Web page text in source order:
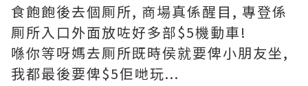
食飽飽後去個厠所, 商場真係醒目, 專登係
厠所入口外面放咗好多部$5機動車!
喺你等呀媽去厠所既時侯就要俾小朋友坐,
我都最後要俾$5佢哋玩...